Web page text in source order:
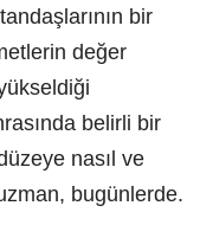
bir
değer
belirli bir
nasıl ve
bugünlerde.